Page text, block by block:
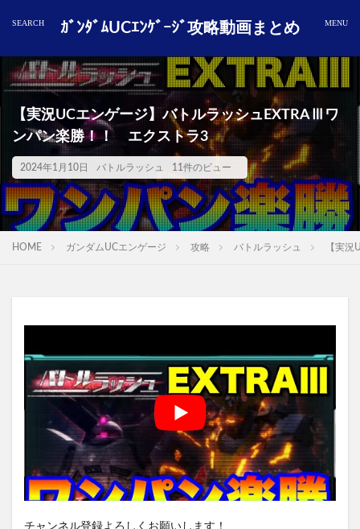
ｶﾞﾝﾀﾞﾑUCｴﾝｹﾞｰｼﾞ攻略動画まとめ
【実況UCエンゲージ】バトルラッシュEXTRAⅢワ
ンパン楽勝！！ エクストラ3
2024年1月10日 バトルラッシュ 11件のビュー
HOME ガンダムUCエンゲージ 攻略 バトルラッシュ 【実
チャンネル登録よろしくお願いします！